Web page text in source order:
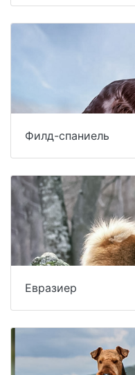
Филд-спаниель
Евразиер